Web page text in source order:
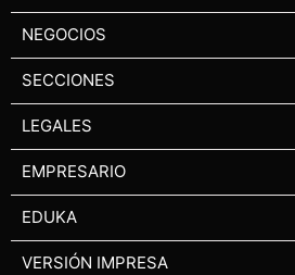
NEGOCIOS
SECCIONES
LEGALES
EMPRESARIO
EDUKA
VERSIÓN IMPRESA